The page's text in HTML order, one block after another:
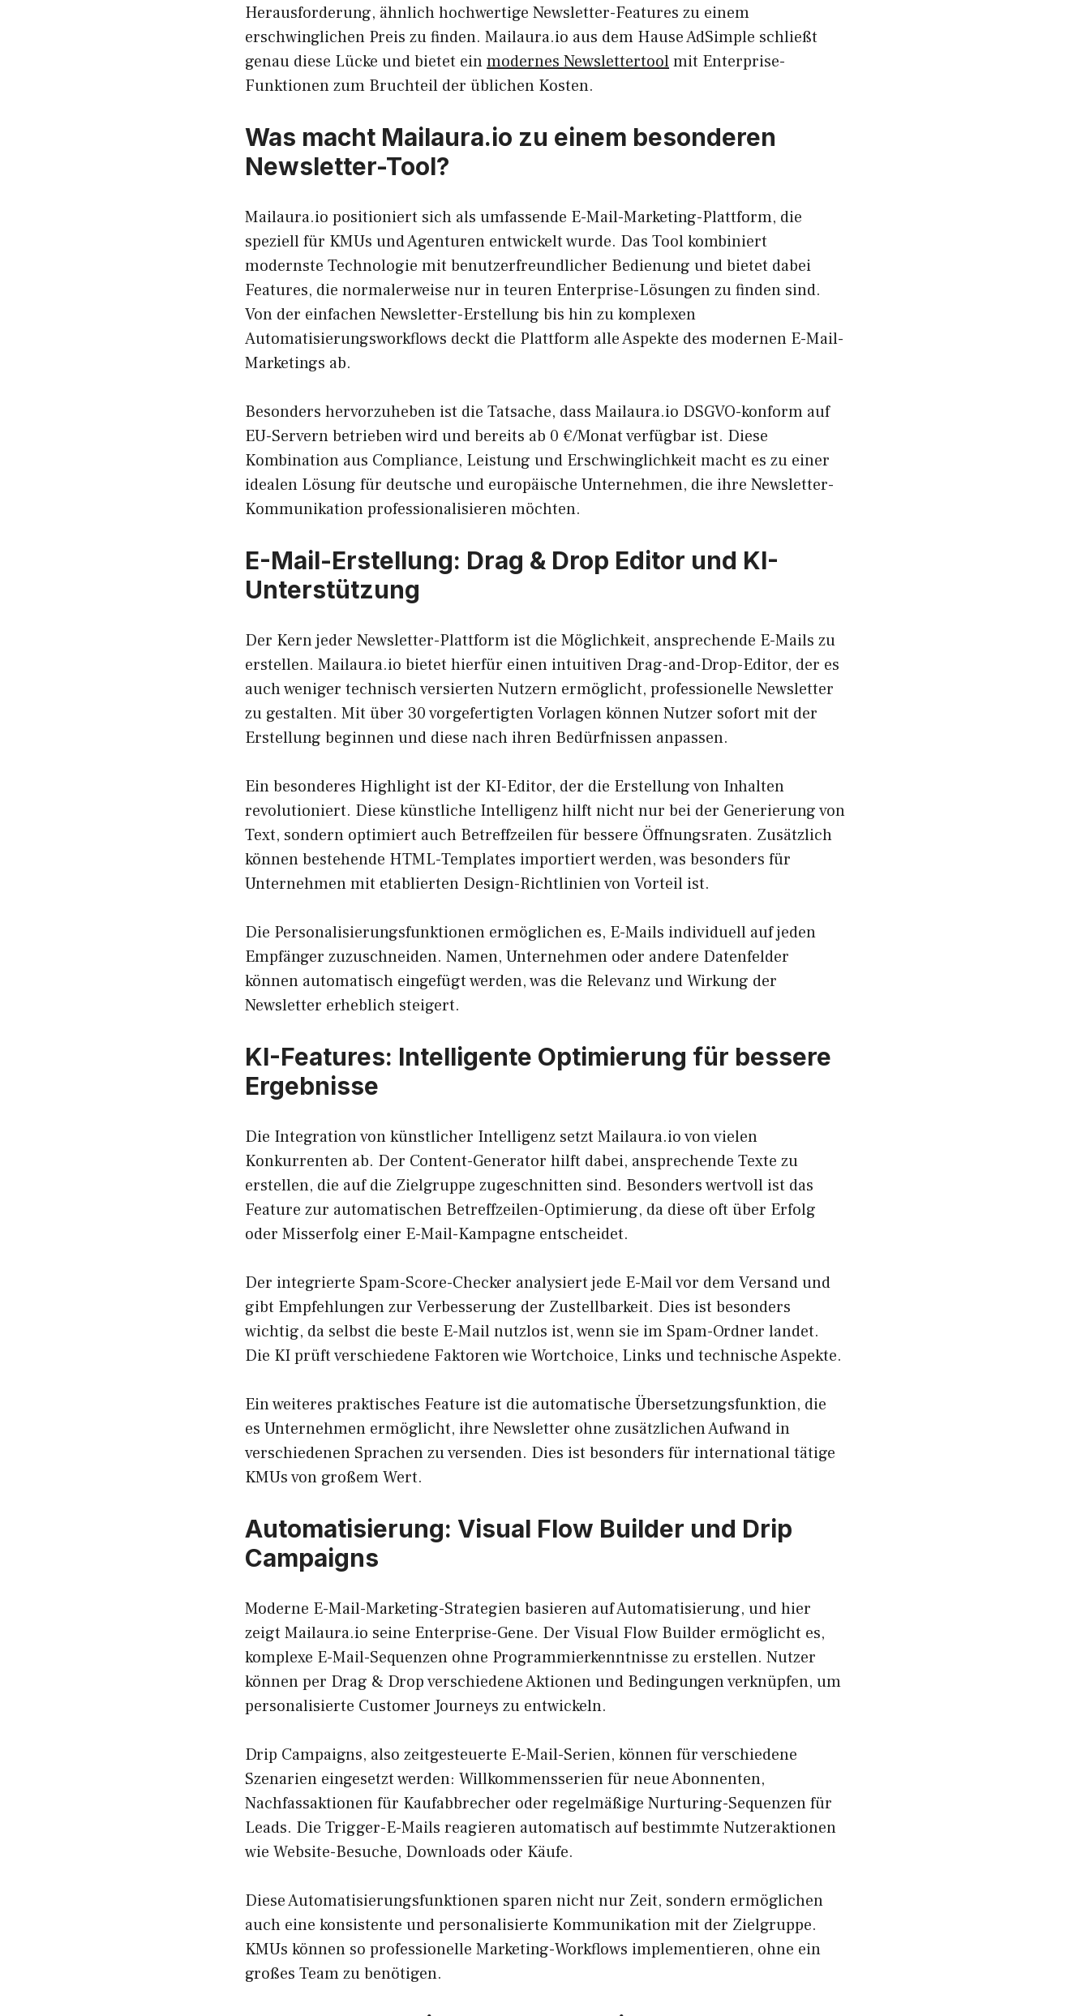
Herausforderung, ähnlich hochwertige Newsletter-Features zu einem
erschwinglichen Preis zu finden. Mailaura.io aus dem Hause AdSimple schließt
genau diese Lücke und bietet einmodernes Newslettertoolmit Enterprise-
Funktionen zum Bruchteil der üblichen Kosten.
Was macht Mailaura.io zu einem besonderen
Newsletter-Tool?
Mailaura.io positioniert sich als umfassende E-Mail-Marketing-Plattform, die
speziell für KMUs und Agenturen entwickelt wurde. Das Tool kombiniert
modernste Technologie mit benutzerfreundlicher Bedienung und bietet dabei
Features, die normalerweise nur in teuren Enterprise-Lösungen zu finden sind.
Von der einfachen Newsletter-Erstellung bis hin zu komplexen
Automatisierungsworkflows deckt die Plattform alle Aspekte des modernen E-Mail-
Marketings ab.
Besonders hervorzuheben ist die Tatsache, dass Mailaura.io DSGVO-konform auf
EU-Servern betrieben wird und bereits ab 0 €/Monat verfügbar ist. Diese
Kombination aus Compliance, Leistung und Erschwinglichkeit macht es zu einer
idealen Lösung für deutsche und europäische Unternehmen, die ihre Newsletter-
Kommunikation professionalisieren möchten.
E-Mail-Erstellung: Drag & Drop Editor und KI-
Unterstützung
Der Kern jeder Newsletter-Plattform ist die Möglichkeit, ansprechende E-Mails zu
erstellen. Mailaura.io bietet hierfür einen intuitiven Drag-and-Drop-Editor, der es
auch weniger technisch versierten Nutzern ermöglicht, professionelle Newsletter
zu gestalten. Mit über 30 vorgefertigten Vorlagen können Nutzer sofort mit der
Erstellung beginnen und diese nach ihren Bedürfnissen anpassen.
Ein besonderes Highlight ist der KI-Editor, der die Erstellung von Inhalten
revolutioniert. Diese künstliche Intelligenz hilft nicht nur bei der Generierung von
Text, sondern optimiert auch Betreffzeilen für bessere Öffnungsraten. Zusätzlich
können bestehende HTML-Templates importiert werden, was besonders für
Unternehmen mit etablierten Design-Richtlinien von Vorteil ist.
Die Personalisierungsfunktionen ermöglichen es, E-Mails individuell auf jeden
Empfänger zuzuschneiden. Namen, Unternehmen oder andere Datenfelder
können automatisch eingefügt werden, was die Relevanz und Wirkung der
Newsletter erheblich steigert.
KI-Features: Intelligente Optimierung für bessere
Ergebnisse
Die Integration von künstlicher Intelligenz setzt Mailaura.io von vielen
Konkurrenten ab. Der Content-Generator hilft dabei, ansprechende Texte zu
erstellen, die auf die Zielgruppe zugeschnitten sind. Besonders wertvoll ist das
Feature zur automatischen Betreffzeilen-Optimierung, da diese oft über Erfolg
oder Misserfolg einer E-Mail-Kampagne entscheidet.
Der integrierte Spam-Score-Checker analysiert jede E-Mail vor dem Versand und
gibt Empfehlungen zur Verbesserung der Zustellbarkeit. Dies ist besonders
wichtig, da selbst die beste E-Mail nutzlos ist, wenn sie im Spam-Ordner landet.
Die KI prüft verschiedene Faktoren wie Wortchoice, Links und technische Aspekte.
Ein weiteres praktisches Feature ist die automatische Übersetzungsfunktion, die
es Unternehmen ermöglicht, ihre Newsletter ohne zusätzlichen Aufwand in
verschiedenen Sprachen zu versenden. Dies ist besonders für international tätige
KMUs von großem Wert.
Automatisierung: Visual Flow Builder und Drip
Campaigns
Moderne E-Mail-Marketing-Strategien basieren auf Automatisierung, und hier
zeigt Mailaura.io seine Enterprise-Gene. Der Visual Flow Builder ermöglicht es,
komplexe E-Mail-Sequenzen ohne Programmierkenntnisse zu erstellen. Nutzer
können per Drag & Drop verschiedene Aktionen und Bedingungen verknüpfen, um
personalisierte Customer Journeys zu entwickeln.
Drip Campaigns, also zeitgesteuerte E-Mail-Serien, können für verschiedene
Szenarien eingesetzt werden: Willkommensserien für neue Abonnenten,
Nachfassaktionen für Kaufabbrecher oder regelmäßige Nurturing-Sequenzen für
Leads. Die Trigger-E-Mails reagieren automatisch auf bestimmte Nutzeraktionen
wie Website-Besuche, Downloads oder Käufe.
Diese Automatisierungsfunktionen sparen nicht nur Zeit, sondern ermöglichen
auch eine konsistente und personalisierte Kommunikation mit der Zielgruppe.
KMUs können so professionelle Marketing-Workflows implementieren, ohne ein
großes Team zu benötigen.